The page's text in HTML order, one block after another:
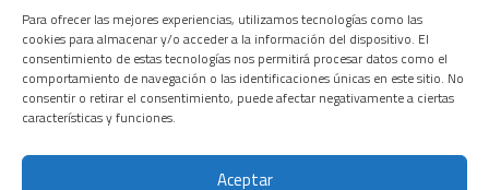
Para ofrecer las mejores experiencias, utilizamos tecnologías como las
cookies para almacenar y/o acceder a la información del dispositivo. El
consentimiento de estas tecnologías nos permitirá procesar datos como el
comportamiento de navegación o las identificaciones únicas en este sitio. No
consentir o retirar el consentimiento, puede afectar negativamente a ciertas
características y funciones.
Aceptar
EL PERIÓDICO